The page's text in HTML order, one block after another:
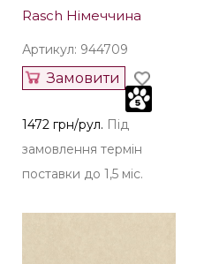
Rasch Німеччина
Артикул: 944709
Замовити
1472 грн/рул. Під
замовлення термін
поставки до 1,5 міс.